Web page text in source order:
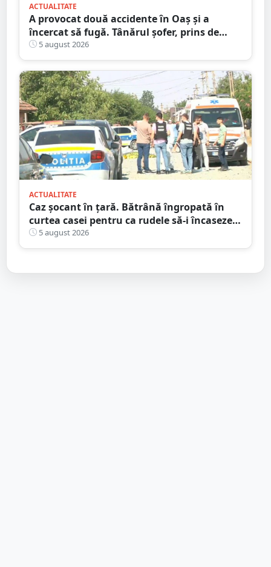
ACTUALITATE
A provocat două accidente în Oaș și a
încercat să fugă. Tânărul șofer, prins de
polițiștii sătmăreni. Încălcări grave ale
Codului Rutier
5 august 2026
ACTUALITATE
Caz șocant în țară. Bătrână îngropată în
curtea casei pentru ca rudele să-i încaseze
pensia
5 august 2026